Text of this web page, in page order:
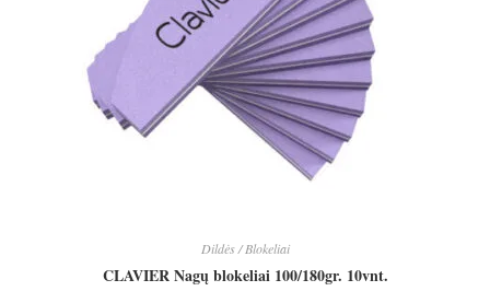
Dildės / Blokeliai
CLAVIER Nagų blokeliai 100/180gr. 10vnt.